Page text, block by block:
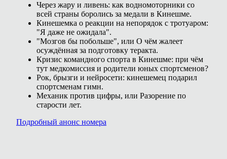
Через жару и ливень: как водномоторники со
всей страны боролись за медали в Кинешме.
Кинешемка о реакции на непорядок с тротуаром:
"Я даже не ожидала".
"Мозгов бы побольше", или О чём жалеет
осуждённая за подготовку теракта.
Кризис командного спорта в Кинешме: при чём
тут медкомиссия и родители юных спортсменов?
Рок, брызги и нейросети: кинешемец подарил
спортсменам гимн.
Механик против цифры, или Разорение по
старости лет.
Подробный анонс номера